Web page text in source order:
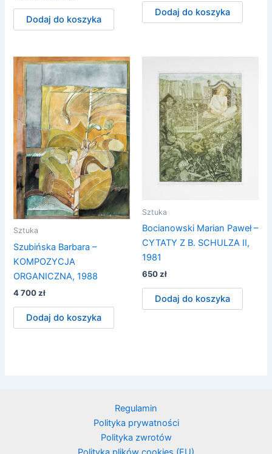
wynosiła:
1
wynosi:
1
Dodaj do koszyka
Dodaj do koszyka
Sztuka
Szubińska Barbara –
KOMPOZYCJA
ORGANICZNA, 1988
4 700zł
Dodaj do koszyka
Sztuka
Bocianowski Marian Paweł –
CYTATY Z B. SCHULZA II,
1981
650zł
Dodaj do koszyka
Regulamin
Polityka prywatności
Polityka zwrotów